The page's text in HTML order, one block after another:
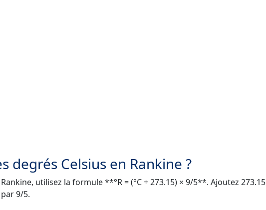
degrés Celsius en Rankine ?
utilisez la formule **°R = (°C + 273.15) × 9/5**. Ajoutez 273.15
9/5.